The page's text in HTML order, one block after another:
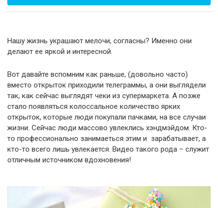
Нашу жизнь украшают мелочи, согласны? Именно они
делают ее яркой и интересной.
Вот давайте вспомним как раньше, (довольно часто)
вместо открыток приходили телеграммы, а они выглядели
так, как сейчас выглядят чеки из супермаркета. А позже
стало появляться колоссальное количество ярких
открыток, которые люди покупали пачками, на все случаи
жизни. Сейчас люди массово увлеклись хэндмэйдом. Кто-
то профессионально занимаеться этим и зарабатывает, а
кто-то всего лишь увлекается. Видео такого рода – служит
отличным источником вдохновения!